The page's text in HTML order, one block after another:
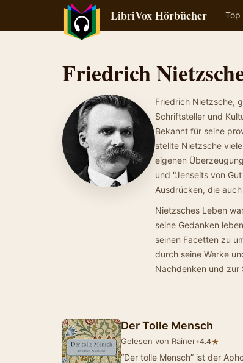
LibriVox Hörbücher Top
Friedrich
Friedrich Nietzsche,
Schriftsteller und
Bekannt für seine
stellte Nietzsche
eigenen
und "Jenseits von
Ausdrücken, die
Nietzsches Leben
seine Gedanken
seinen Facetten zu
durch seine Werke
Nachdenken und zur
Der Tolle Mensch
Gelesen von Rainer•4.4★
“Der tolle Mensch” ist der